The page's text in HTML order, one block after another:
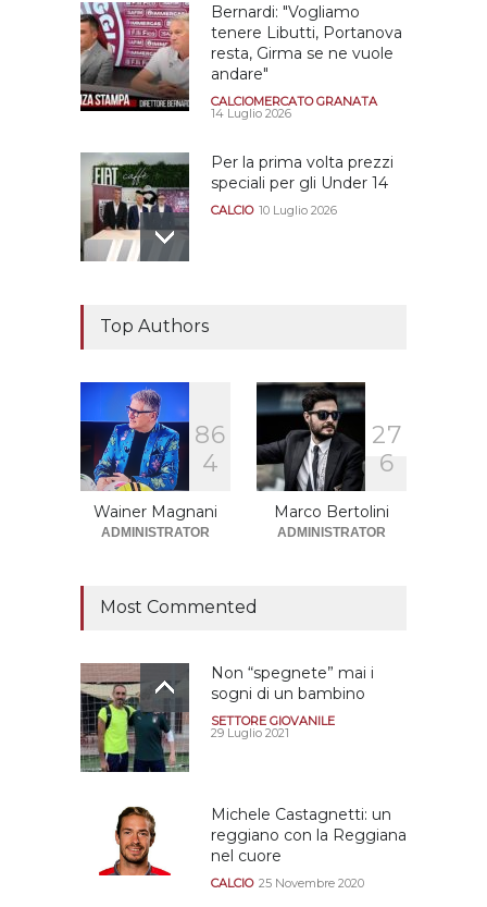
Bernardi: "Vogliamo
tenere Libutti, Portanova
resta, Girma se ne vuole
andare"
CALCIOMERCATO GRANATA
14 Luglio 2026
Per la prima volta prezzi
speciali per gli Under 14
CALCIO 10 Luglio 2026
Sono solo sette le
squadre che sono state
promosse la stagione
successiva alla
retrocessione
Top Authors
86
4
Wainer Magnani
ADMINISTRATOR
27
6
Marco Bertolini
ADMINISTRATOR
Most Commented
Non “spegnete” mai i
sogni di un bambino
SETTORE GIOVANILE
29 Luglio 2021
Michele Castagnetti: un
reggiano con la Reggiana
nel cuore
CALCIO 25 Novembre 2020